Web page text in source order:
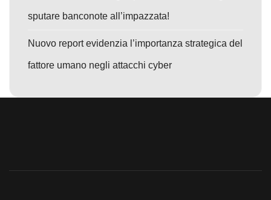
sputare banconote all’impazzata!
Nuovo report evidenzia l’importanza strategica del
fattore umano negli attacchi cyber